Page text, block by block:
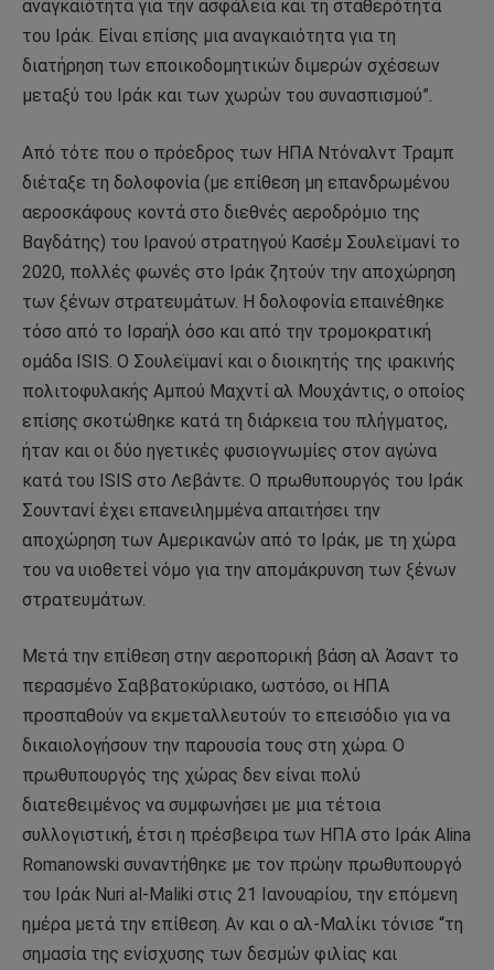
αναγκαιότητα για την ασφάλεια και τη σταθερότητα
του Ιράκ. Είναι επίσης μια αναγκαιότητα για τη
διατήρηση των εποικοδομητικών διμερών σχέσεων
μεταξύ του Ιράκ και των χωρών του συνασπισμού”.
Από τότε που ο πρόεδρος των ΗΠΑ Ντόναλντ Τραμπ
διέταξε τη δολοφονία (με επίθεση μη επανδρωμένου
αεροσκάφους κοντά στο διεθνές αεροδρόμιο της
Βαγδάτης) του Ιρανού στρατηγού Κασέμ Σουλεϊμανί το
2020, πολλές φωνές στο Ιράκ ζητούν την αποχώρηση
των ξένων στρατευμάτων. Η δολοφονία επαινέθηκε
τόσο από το Ισραήλ όσο και από την τρομοκρατική
ομάδα ISIS. Ο Σουλεϊμανί και ο διοικητής της ιρακινής
πολιτοφυλακής Αμπού Μαχντί αλ Μουχάντις, ο οποίος
επίσης σκοτώθηκε κατά τη διάρκεια του πλήγματος,
ήταν και οι δύο ηγετικές φυσιογνωμίες στον αγώνα
κατά του ISIS στο Λεβάντε. Ο πρωθυπουργός του Ιράκ
Σουντανί έχει επανειλημμένα απαιτήσει την
αποχώρηση των Αμερικανών από το Ιράκ, με τη χώρα
του να υιοθετεί νόμο για την απομάκρυνση των ξένων
στρατευμάτων.
Μετά την επίθεση στην αεροπορική βάση αλ Άσαντ το
περασμένο Σαββατοκύριακο, ωστόσο, οι ΗΠΑ
προσπαθούν να εκμεταλλευτούν το επεισόδιο για να
δικαιολογήσουν την παρουσία τους στη χώρα. Ο
πρωθυπουργός της χώρας δεν είναι πολύ
διατεθειμένος να συμφωνήσει με μια τέτοια
συλλογιστική, έτσι η πρέσβειρα των ΗΠΑ στο Ιράκ Alina
Romanowski συναντήθηκε με τον πρώην πρωθυπουργό
του Ιράκ Nuri al-Maliki στις 21 Ιανουαρίου, την επόμενη
ημέρα μετά την επίθεση. Αν και ο αλ-Μαλίκι τόνισε “τη
σημασία της ενίσχυσης των δεσμών φιλίας και